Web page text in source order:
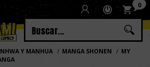
Regístrate
Iniciar sesión 0
Y MANHUA MANGA SHONEN
MY